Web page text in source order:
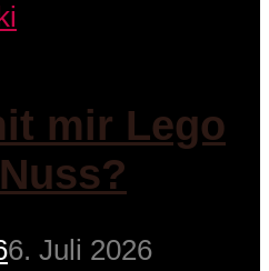
mir Lego
6. Juli 2026